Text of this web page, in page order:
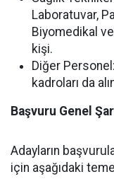
Laboratuvar,
Biyomedikal
kişi.
Diğer
kadroları da
Başvuru Genel
Adayların
için aşağıdaki